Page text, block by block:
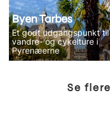
Byen Tarbes
Et godt udgangspunkt til
vandre- og cykelture i
Pyrenæerne
Se